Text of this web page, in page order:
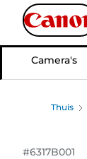
Camera's
Thuis
#6317B001